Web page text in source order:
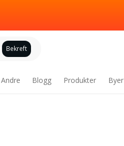
Bekreft
Andre Blogg Produkter Byer